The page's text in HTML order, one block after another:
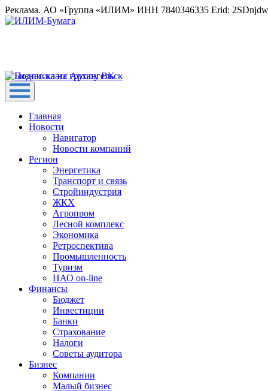
Реклама. АО «Группа «ИЛИМ» ИНН 7840346335 Erid:
Главная
Новости
Навигатор
Новости компаний
Регион
Энергетика
Транспорт и связь
Стройиндустрия
ЖКХ
Агропром
Лесной комплекс
Экономика
Ретроспектива
Промышленность
Туризм
НАО on-line
Финансы
Бюджет
Инвестиции
Банки
Страхование
Налоги
Советы аудитора
Бизнес
Компании
Малый бизнес